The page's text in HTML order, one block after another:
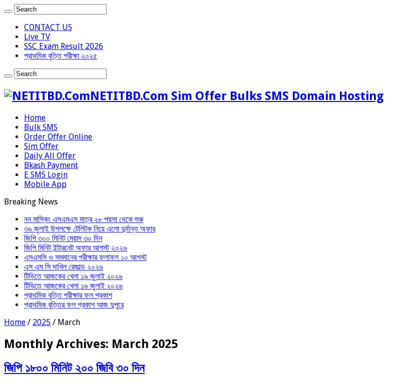
CONTACT US
Live TV
SSC Exam Result 2026
প্রাথমিক বৃত্তি পরীক্ষা ২০২৫
NETITBD.Com Sim Offer Bulks SMS Domain Hosting
Home
Bulk SMS
Order Offer Online
Sim Offer
Daily All Offer
Bkash Payment
E SMS Login
Mobile App
Breaking News
নন মাস্কিং এসএমএস মাত্র ২৮ পয়সা থেকে শুরু
৩৬ জুলাই উপলক্ষে টেলিটক নিয়ে এলো দুর্দান্ত অফার
জিপি ৩০০ মিনিট মেয়াদ ৩০ দিন
জিপি মিনিট ইন্টারনেট অফার আগস্ট ২০২৬
এসএসসি ও সমমানের পরীক্ষার ফলাফল ১০ আগস্ট
এস এস সি দাখিল রেজাল্ড ২০২৬
টিভিতে আজকের খেলা ১৯ জুলাই ২০২৬
টিভিতে আজকের খেলা ১৬ জুলাই ২০২৬
প্রাথমিক বৃত্তি পরীক্ষার ফল প্রকাশ
প্রাথমিক বৃত্তির ফল প্রকাশ আজ দুপুরে
Home / 2025 / March
Monthly Archives: March 2025
জিপি ১৮০০ মিনিট ২০০ জিবি ৩০ দিন